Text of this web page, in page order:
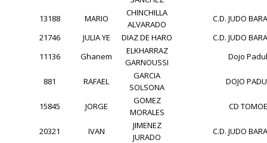
13188 MARIO
CHINCHILLA
ALVARADO
C.D. JUDO
21746
JULIA YE DIAZ DE HARO
C.D. JUDO
11136
Ghanem
ELKHARRAZ
GARNOUSSI
Dojo
881 RAFAEL
GARCIA
SOLSONA
DOJO
15845 JORGE
GOMEZ
MORALES
CD TOMOE
20321 IVAN
JIMENEZ
JURADO
C.D. JUDO